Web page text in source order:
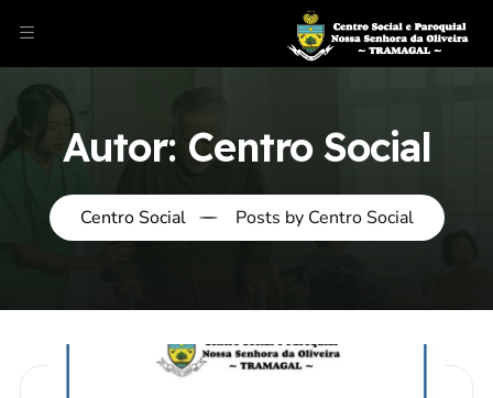
Autor: Centro Social
Centro Social Posts by Centro Social